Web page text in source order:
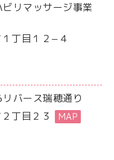
リマッサージ事業
丁目１２−４
バース瑞穂通り
丁目２３
MAP